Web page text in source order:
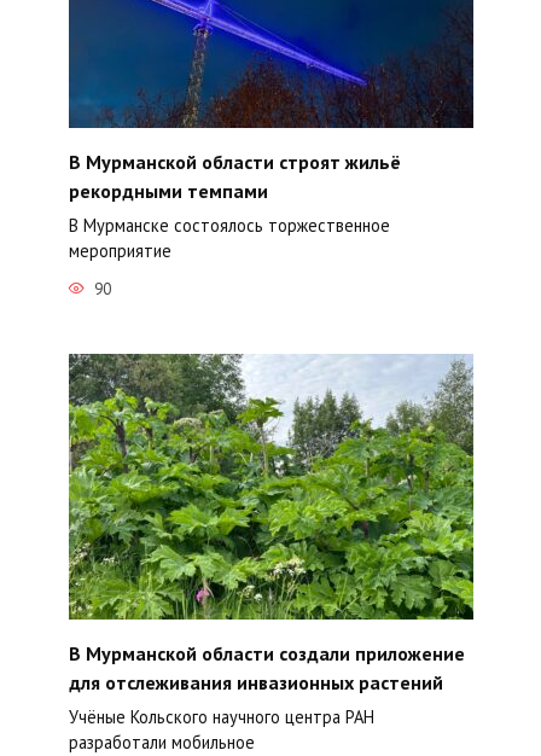
В Мурманской области строят жильё
рекордными темпами
В Мурманске состоялось торжественное
мероприятие
90
В Мурманской области создали приложение
для отслеживания инвазионных растений
Учёные Кольского научного центра РАН
разработали мобильное